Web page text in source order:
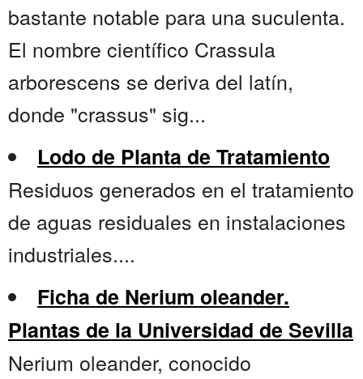
bastante notable para una suculenta.
El nombre científico Crassula
arborescens se deriva del latín,
donde "crassus" sig...
Lodo de Planta de Tratamiento
Residuos generados en el tratamiento
de aguas residuales en instalaciones
industriales....
Ficha de Nerium oleander.
Plantas de la Universidad de Sevilla
Nerium oleander, conocido